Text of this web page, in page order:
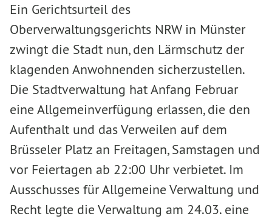
Ein Gerichtsurteil des
Oberverwaltungsgerichts NRW in Münster
zwingt die Stadt nun, den Lärmschutz der
klagenden Anwohnenden sicherzustellen.
Die Stadtverwaltung hat Anfang Februar
eine Allgemeinverfügung erlassen, die den
Aufenthalt und das Verweilen auf dem
Brüsseler Platz an Freitagen, Samstagen und
vor Feiertagen ab 22:00 Uhr verbietet. Im
Ausschusses für Allgemeine Verwaltung und
Recht legte die Verwaltung am 24.03. eine